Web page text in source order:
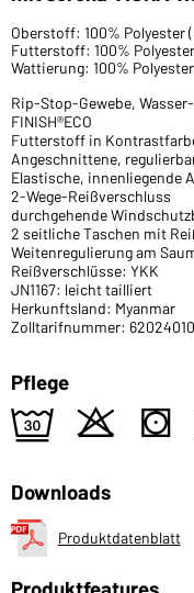
Oberstoff: 100% Polyester
Futterstoff: 100%
Wattierung: 100% Polyester
Rip-Stop-Gewebe,
FINISH®ECO
Futterstoff in
Angeschnittene,
Elastische, innenliegende
2-Wege-Reißverschluss
durchgehende
2 seitliche Taschen mit
Weitenregulierung am
Reißverschlüsse: YKK
JN1167: leicht tailliert
Herkunftsland: Myanmar
Zolltarifnummer: 62024010
Pflege
e o s
Downloads
Produktdatenblatt
Produktfeatures